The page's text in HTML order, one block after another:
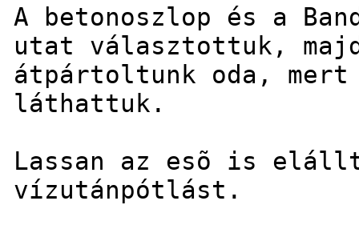
A betonoszlop és a
utat választottuk,
átpártoltunk oda,
láthattuk.
Lassan az esõ is
vízutánpótlást.